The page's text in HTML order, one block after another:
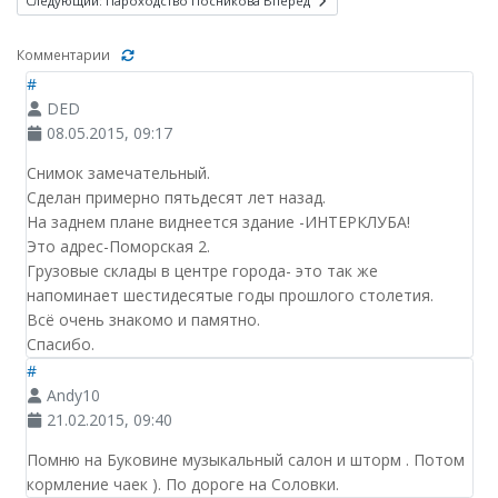
Комментарии
#
DED
08.05.2015, 09:17
Снимок замечательный.
Сделан примерно пятьдесят лет назад.
На заднем плане виднеется здание -ИНТЕРКЛУБА!
Это адрес-Поморская 2.
Грузовые склады в центре города- это так же
напоминает шестидесятые годы прошлого столетия.
Всё очень знакомо и памятно.
Спасибо.
#
Andy10
21.02.2015, 09:40
Помню на Буковине музыкальный салон и шторм . Потом
кормление чаек ). По дороге на Соловки.